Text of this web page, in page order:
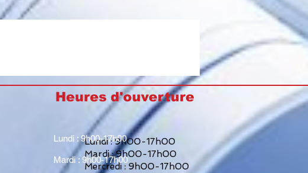
Heures d'ouverture
Lundi : 9h00-17h00
Mardi : 9h00-17h00
Mercredi : 9h00-17h00
Lundi : 9h00-17h00
Mardi : 9h00-17h00